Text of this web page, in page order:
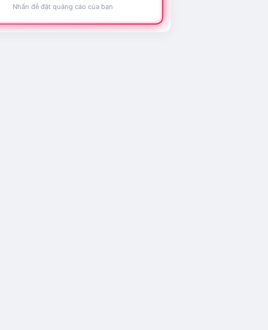
Nhấn để đặt quảng cáo của bạn